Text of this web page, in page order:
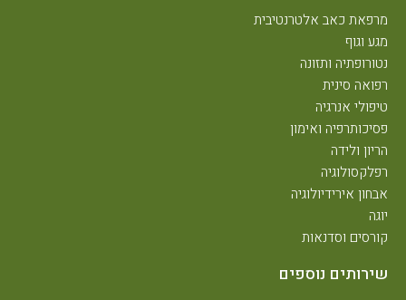
מרפאת כאב אלטרנטיבית
מגע וגוף
נטורופתיה ותזונה
רפואה סינית
טיפולי אנרגיה
פסיכותרפיה ואימון
הריון ולידה
רפלקסולוגיה
אבחון אירידיולוגיה
יוגה
קורסים וסדנאות
שירותים נוספים